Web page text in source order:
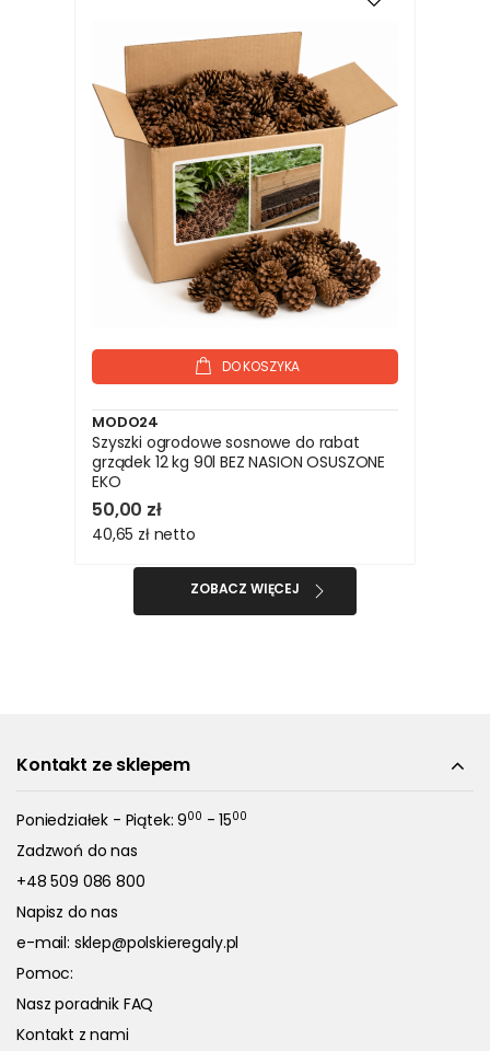
DO KOSZYKA
MODO24
Szyszki ogrodowe sosnowe do rabat
grządek 12 kg 90l BEZ NASION OSUSZONE
EKO
50,00 zł
40,65 zł netto
ZOBACZ WIĘCEJ
Kontakt ze sklepem
Poniedziałek - Piątek: 900 - 1500
Zadzwoń do nas
+48 509 086 800
Napisz do nas
e-mail: sklep@polskieregaly.pl
Pomoc:
Nasz poradnik FAQ
Kontakt z nami